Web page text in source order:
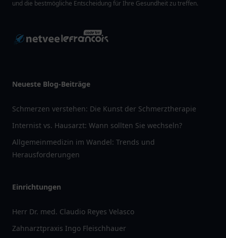
und die bestmögliche Entscheidung für Ihre Gesundheit zu treffen.
Neueste Blog-Beiträge
Schmerzen verstehen: Die Kunst der Schmerztherapie
Internist vs. Hausarzt: Wann sollten Sie wechseln?
Allgemeinmedizin im Wandel: Trends und
Herausforderungen
Einrichtungen
Herr Dr. med. Claudio Reyes Velasco
Zahnarztpraxis Ingo Fleischhauer